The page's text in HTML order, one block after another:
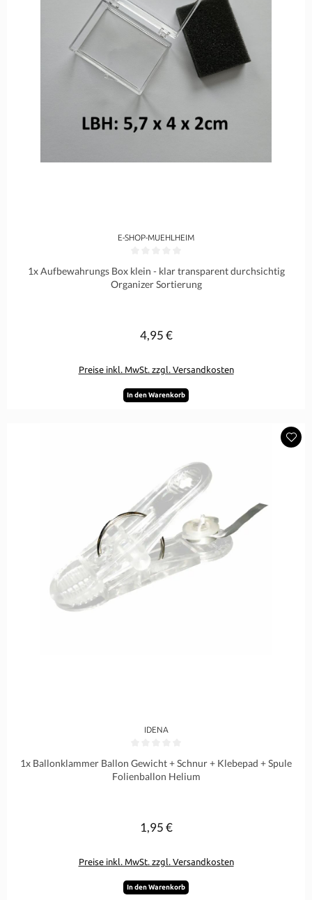
E-SHOP-MUEHLHEIM
1x Aufbewahrungs Box klein - klar transparent durchsichtig
Organizer Sortierung
Regulärer Preis:
4,95 €
Preise inkl. MwSt. zzgl. Versandkosten
In den Warenkorb
IDENA
1x Ballonklammer Ballon Gewicht + Schnur + Klebepad + Spule
Folienballon Helium
Regulärer Preis:
1,95 €
Preise inkl. MwSt. zzgl. Versandkosten
In den Warenkorb